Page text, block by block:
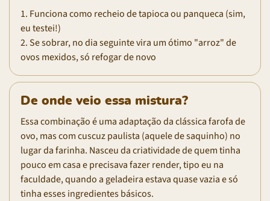
1. Funciona como recheio de tapioca ou panqueca (sim,
eu testei!)
2. Se sobrar, no dia seguinte vira um ótimo "arroz" de
ovos mexidos, só refogar de novo
De onde veio essa mistura?
Essa combinação é uma adaptação da clássica farofa de
ovo, mas com cuscuz paulista (aquele de saquinho) no
lugar da farinha. Nasceu da criatividade de quem tinha
pouco em casa e precisava fazer render, tipo eu na
faculdade, quando a geladeira estava quase vazia e só
tinha esses ingredientes básicos.